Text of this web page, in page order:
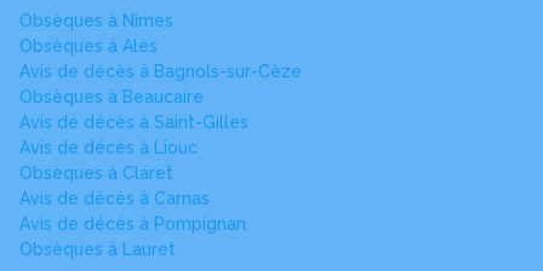
Obsèques à Nîmes
Obsèques à Alès
Avis de décès à Bagnols-sur-Cèze
Obsèques à Beaucaire
Avis de décès à Saint-Gilles
Avis de décès à Liouc
Obsèques à Claret
Avis de décès à Carnas
Avis de décès à Pompignan
Obsèques à Lauret